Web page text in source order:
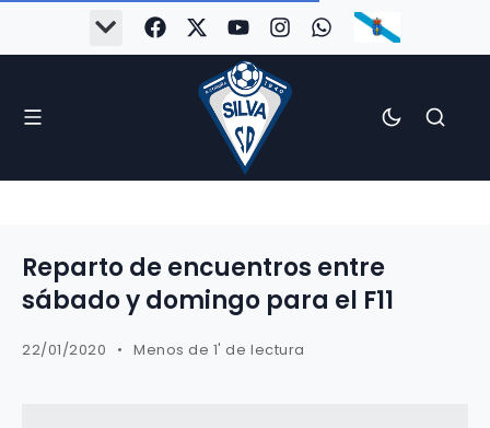
Reparto de encuentros entre
sábado y domingo para el F11
22/01/2020 Menos de 1' de lectura